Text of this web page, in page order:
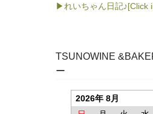
▶れいちゃん日記♪[Click
TSUNOWINE
ー
2026年 8月